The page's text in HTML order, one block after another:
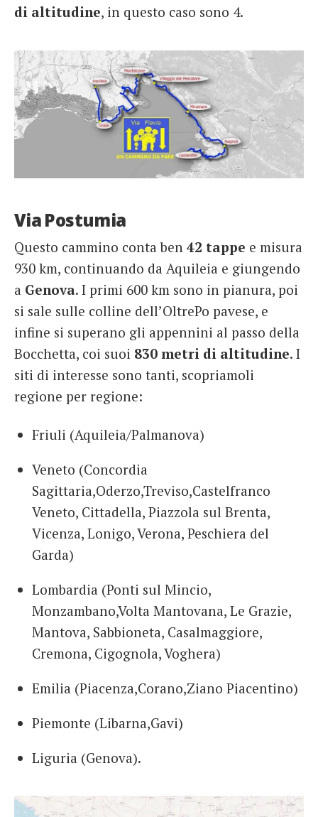
di altitudine, in questo caso sono 4.
Via Postumia
Questo cammino conta ben 42 tappe e misura
930 km, continuando da Aquileia e giungendo
a Genova. I primi 600 km sono in pianura, poi
si sale sulle colline dell’OltrePo pavese, e
infine si superano gli appennini al passo della
Bocchetta, coi suoi 830 metri di altitudine. I
siti di interesse sono tanti, scopriamoli
regione per regione:
Friuli (Aquileia/Palmanova)
Veneto (Concordia
Sagittaria,Oderzo,Treviso,Castelfranco
Veneto, Cittadella, Piazzola sul Brenta,
Vicenza, Lonigo, Verona, Peschiera del
Garda)
Lombardia (Ponti sul Mincio,
Monzambano,Volta Mantovana, Le Grazie,
Mantova, Sabbioneta, Casalmaggiore,
Cremona, Cigognola, Voghera)
Emilia (Piacenza,Corano,Ziano Piacentino)
Piemonte (Libarna,Gavi)
Liguria (Genova).